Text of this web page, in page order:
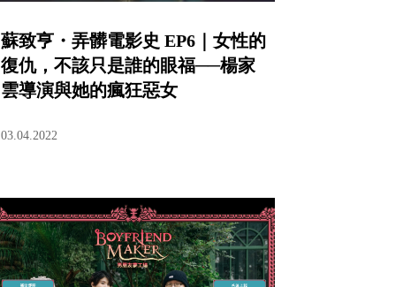
蘇致亨・弄髒電影史 EP6｜女性的
復仇，不該只是誰的眼福──楊家
雲導演與她的瘋狂惡女
03.04.2022